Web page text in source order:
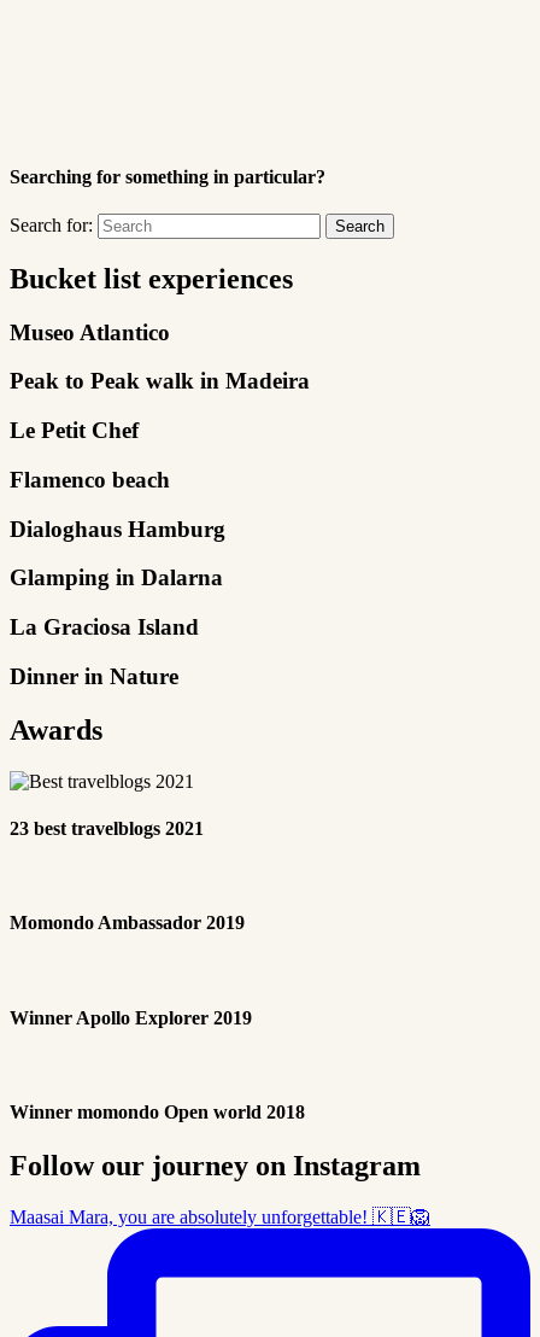
Searching for something in particular?
Search for:
Bucket list experiences
Museo Atlantico
Peak to Peak walk in Madeira
Le Petit Chef
Flamenco beach
Dialoghaus Hamburg
Glamping in Dalarna
La Graciosa Island
Dinner in Nature
Awards
23 best travelblogs 2021
Momondo Ambassador 2019
Winner Apollo Explorer 2019
Winner momondo Open world 2018
Follow our journey on Instagram
Maasai Mara, you are absolutely unforgettable! 🇰🇪🦁